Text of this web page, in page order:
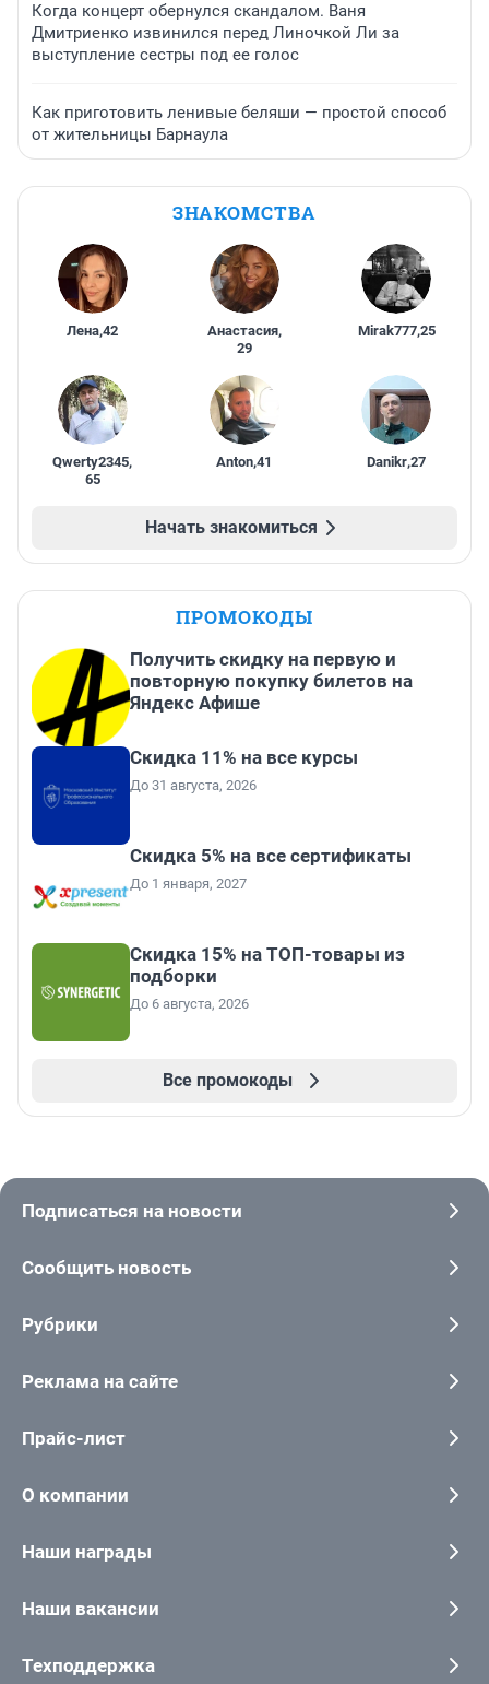
Когда концерт обернулся скандалом. Ваня
Дмитриенко извинился перед Линочкой Ли за
выступление сестры под ее голос
Как приготовить ленивые беляши — простой способ
от жительницы Барнаула
ЗНАКОМСТВА
Лена,42 Анастасия,
29
Mirak777,25
Qwerty2345,
65
Anton,41 Danikr,27
Начать знакомиться
ПРОМОКОДЫ
Получить скидку на первую и
повторную покупку билетов на
Яндекс Афише
Скидка 11% на все курсы
До 31 августа, 2026
Скидка 5% на все сертификаты
До 1 января, 2027
Скидка 15% на ТОП-товары из
подборки
До 6 августа, 2026
Все промокоды
Подписаться на новости
Сообщить новость
Рубрики
Реклама на сайте
Прайс-лист
О компании
Наши награды
Наши вакансии
Техподдержка